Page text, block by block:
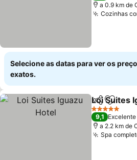
a 0.9 km de
Cozinhas
Selecione as datas para ver os
exatos.
Partilhar
Loi Suites
5 Estrelas
9,1 Excelente
a 2.2 km de
Spa